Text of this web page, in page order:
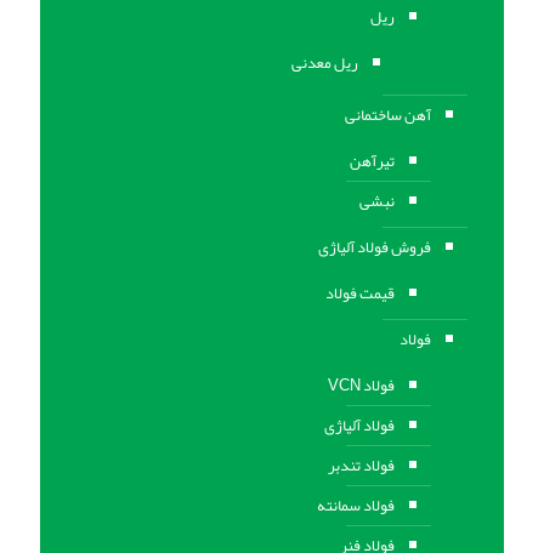
ریل
ریل معدنی
آهن ساختمانی
تیرآهن
نبشی
فروش فولاد آلیاژی
قیمت فولاد
فولاد
فولاد VCN
فولاد آلیاژی
فولاد تندبر
فولاد سمانته
فولاد فنر